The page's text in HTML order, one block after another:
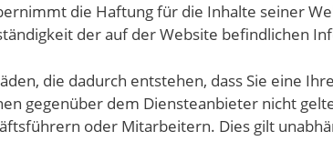
die Haftung für die Inhalte seiner
der auf der Website befindlichen
die dadurch entstehen, dass Sie eine
gegenüber dem Diensteanbieter nicht
oder Mitarbeitern. Dies gilt